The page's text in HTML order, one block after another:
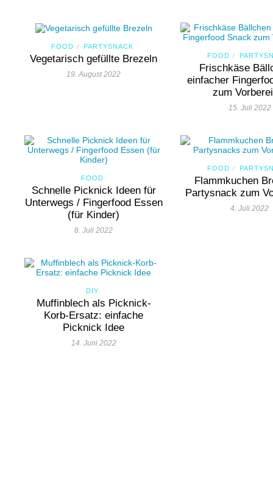
FOOD / PARTYSNACK
Vegetarisch gefüllte Brezeln
19. August 2022
FOOD /
Frischkäse
einfacher
zum
15. Juli 2022
FOOD
Schnelle Picknick Ideen für
Unterwegs / Fingerfood Essen
(für Kinder)
8. Juli 2022
FOOD /
Flammkuchen
Partysnack zum
4. Juli 2022
DIY
Muffinblech als Picknick-
Korb-Ersatz: einfache
Picknick Idee
14. Juni 2022